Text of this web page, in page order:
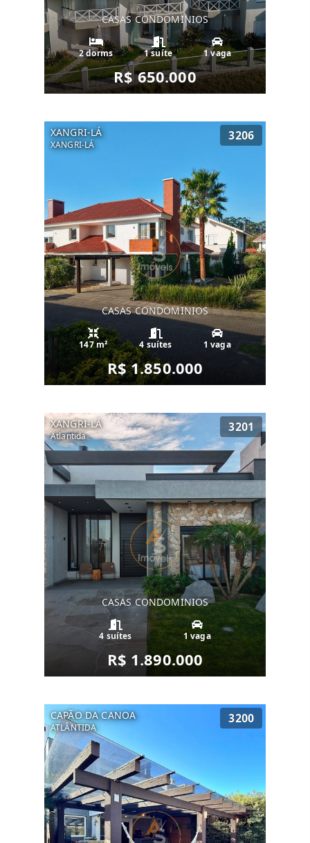
CASAS CONDOMINIOS
2 dorms 1 suíte 1 vaga
R$ 650.000
XANGRI-LÁ
XANGRI-LÁ
3206
CASAS CONDOMINIOS
147 m² 4 suítes 1 vaga
R$ 1.850.000
XANGRI-LÁ
Atlantida
3201
CASAS CONDOMINIOS
4 suítes 1 vaga
R$ 1.890.000
CAPÃO DA CANOA
ATLÂNTIDA
3200